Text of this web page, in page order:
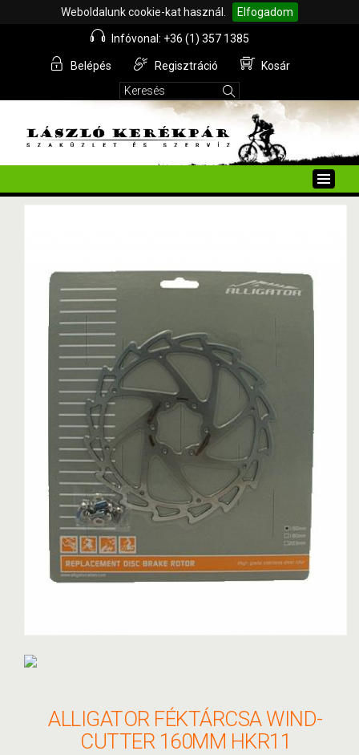
Weboldalunk cookie-kat használ. Elfogadom
Infóvonal: +36 (1) 357 1385
Belépés Regisztráció Kosár
Toggle
ALLIGATOR FÉKTÁRCSA WIND-
CUTTER 160MM HKR11